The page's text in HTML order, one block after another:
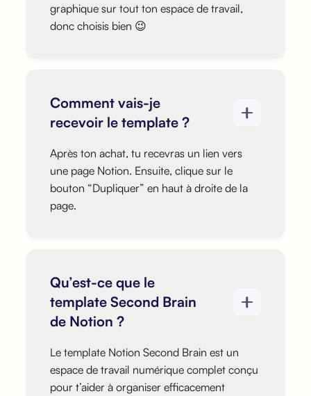
graphique sur tout ton espace de travail,
donc choisis bien 😉
Comment vais-je
recevoir le template ?
Après ton achat, tu recevras un lien vers
une page Notion. Ensuite, clique sur le
bouton “Dupliquer” en haut à droite de la
page.
Qu’est-ce que le
template Second Brain
de Notion ?
Le template Notion Second Brain est un
espace de travail numérique complet conçu
pour t’aider à organiser efficacement